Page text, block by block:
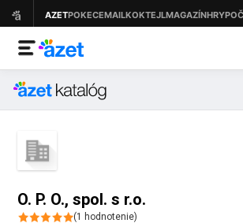
O. P. O., spol. s r.o.
(1 hodnotenie)